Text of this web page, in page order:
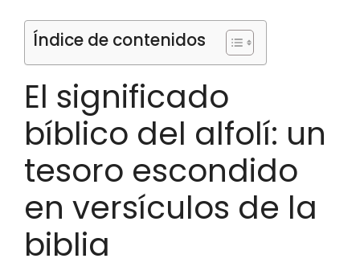
Índice de contenidos
El significado
bíblico del alfolí: un
tesoro escondido
en versículos de la
biblia